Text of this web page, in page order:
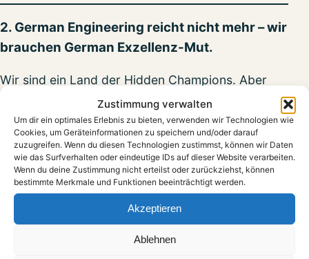
Zustimmung verwalten
Um dir ein optimales Erlebnis zu bieten, verwenden wir Technologien wie
Cookies, um Geräteinformationen zu speichern und/oder darauf
zuzugreifen. Wenn du diesen Technologien zustimmst, können wir Daten
wie das Surfverhalten oder eindeutige IDs auf dieser Website verarbeiten.
Wenn du deine Zustimmung nicht erteilst oder zurückziehst, können
bestimmte Merkmale und Funktionen beeinträchtigt werden.
Akzeptieren
Ablehnen
2. German Engineering reicht nicht mehr – wir
brauchen German Exzellenz-Mut.
Wir sind ein Land der Hidden Champions. Aber
viele davon haben sich so gut versteckt, dass sie
selbst vergessen haben, wo sie stehen. Technisch
top – strategisch blind. Familiengeführt – aber
zukunftsschwach. Global tätig – aber im Denken
lokal wie ein Dorfbrunnen.
Wir können mehr als Technik. Wir können Ideen.
Haltung. Wirkung.Aber nur, wenn wir uns trauen,
unsere Komfortzone abzugeben – und unsere